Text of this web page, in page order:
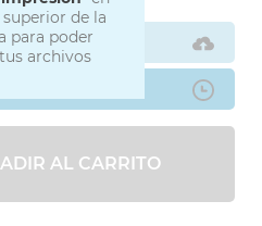
de la
para poder
archivos
AL CARRITO